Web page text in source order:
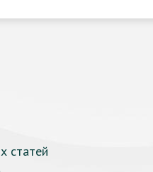
статей